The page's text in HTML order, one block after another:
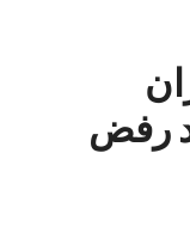
رفض